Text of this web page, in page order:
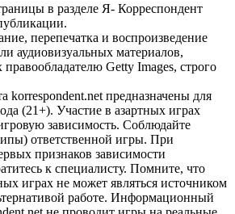
в разделе Я- Корреспондент
перепечатка и воспроизведение
аудиовизуальных материалов,
Getty Images, строго
korrespondent.net предназначены для
(21+). Участие в азартных играх
зависимость. Соблюдайте
ответственной игры. При
признаков зависимости
к специалисту. Помните, что
играх не может являться источником
работе. Информационный